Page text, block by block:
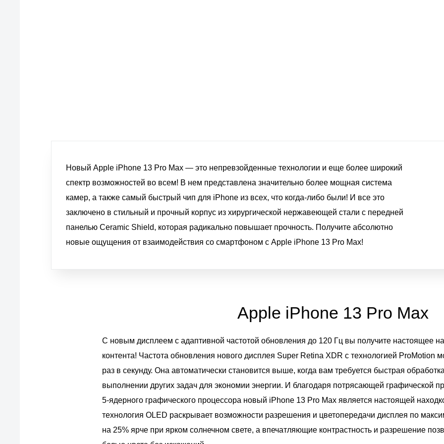
Новый Apple iPhone 13 Pro Max — это непревзойденные технологии и еще более широкий
спектр возможностей во всем! В нем представлена значительно более мощная система
камер, а также самый быстрый чип для iPhone из всех, что когда-либо были! И все это
заключено в стильный и прочный корпус из хирургической нержавеющей стали с передней
панелью Ceramic Shield, которая радикально повышает прочность. Получите абсолютно
новые ощущения от взаимодействия со смартфоном с Apple iPhone 13 Pro Max!
Apple iPhone 13 Pro Max
С новым дисплеем с адаптивной частотой обновления до 120 Гц вы получите настоящее
контента! Частота обновления нового дисплея Super Retina XDR с технологией ProMotion
раз в секунду. Она автоматически становится выше, когда вам требуется быстрая
выполнении других задач для экономии энергии. И благодаря потрясающей графической
5‑ядерного графического процессора новый iPhone 13 Pro Max является настоящей
технология OLED раскрывает возможности разрешения и цветопередачи дисплея по
на 25% ярче при ярком солнечном свете, а впечатляющие контрастность и разрешение